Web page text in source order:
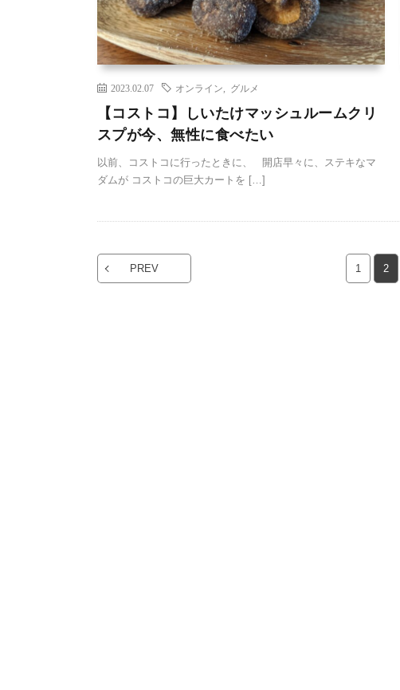
2023.02.07 オンライン グルメ
【コストコ】しいたけマッシュルームクリ
スプが今、無性に食べたい
以前、コストコに行ったときに、 開店早々に、ステキなマ
ダムが コストコの巨大カートを […]
PREV 1 2